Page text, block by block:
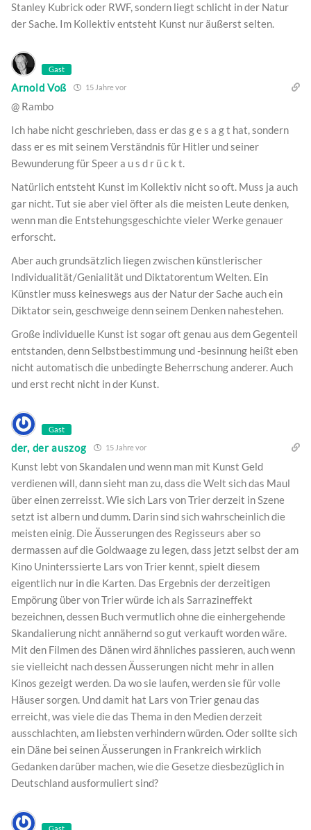
Stanley Kubrick oder RWF, sondern liegt schlicht in der Natur
der Sache. Im Kollektiv entsteht Kunst nur äußerst selten.
Gast
Arnold Voß 15 Jahre vor
@ Rambo
Ich habe nicht geschrieben, dass er das g e s a g t hat, sondern
dass er es mit seinem Verständnis für Hitler und seiner
Bewunderung für Speer a u s d r ü c k t.
Natürlich entsteht Kunst im Kollektiv nicht so oft. Muss ja auch
gar nicht. Tut sie aber viel öfter als die meisten Leute denken,
wenn man die Entstehungsgeschichte vieler Werke genauer
erforscht.
Aber auch grundsätzlich liegen zwischen künstlerischer
Individualität/Genialität und Diktatorentum Welten. Ein
Künstler muss keineswegs aus der Natur der Sache auch ein
Diktator sein, geschweige denn seinem Denken nahestehen.
Große individuelle Kunst ist sogar oft genau aus dem Gegenteil
entstanden, denn Selbstbestimmung und -besinnung heißt eben
nicht automatisch die unbedingte Beherrschung anderer. Auch
und erst recht nicht in der Kunst.
Gast
der, der auszog 15 Jahre vor
Kunst lebt von Skandalen und wenn man mit Kunst Geld
verdienen will, dann sieht man zu, dass die Welt sich das Maul
über einen zerreisst. Wie sich Lars von Trier derzeit in Szene
setzt ist albern und dumm. Darin sind sich wahrscheinlich die
meisten einig. Die Äusserungen des Regisseurs aber so
dermassen auf die Goldwaage zu legen, dass jetzt selbst der am
Kino Uninterssierte Lars von Trier kennt, spielt diesem
eigentlich nur in die Karten. Das Ergebnis der derzeitigen
Empörung über von Trier würde ich als Sarrazineffekt
bezeichnen, dessen Buch vermutlich ohne die einhergehende
Skandalierung nicht annähernd so gut verkauft worden wäre.
Mit den Filmen des Dänen wird ähnliches passieren, auch wenn
sie vielleicht nach dessen Äusserungen nicht mehr in allen
Kinos gezeigt werden. Da wo sie laufen, werden sie für volle
Häuser sorgen. Und damit hat Lars von Trier genau das
erreicht, was viele die das Thema in den Medien derzeit
ausschlachten, am liebsten verhindern würden. Oder sollte sich
ein Däne bei seinen Äusserungen in Frankreich wirklich
Gedanken darüber machen, wie die Gesetze diesbezüglich in
Deutschland ausformuliert sind?